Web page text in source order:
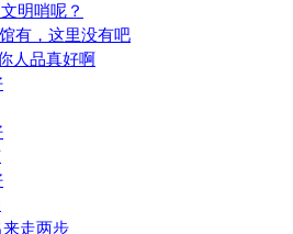
明哨呢？
有，这里没有吧
人品真好啊
走两步